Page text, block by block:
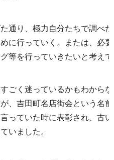
通り、極力自分たちで調べ
に行っていく。または、必
等を行っていきたいと考え
ごく迷っているかもわから
、吉田町名店街会という名
っていた時に表彰され、古
いました。